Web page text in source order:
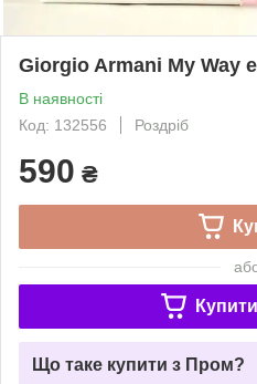
Giorgio Armani My Way
В наявності
Код: 132556
Роздріб
590 ₴
Що таке купити з Пром?